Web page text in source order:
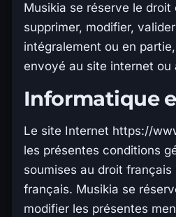
Musikia se réserve le droit
supprimer, modifier,
intégralement ou en
envoyé au site internet
Informatique
Le site Internet https://
les présentes conditions
soumises au droit
français. Musikia se
modifier les présentes